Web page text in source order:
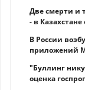
Две смерти и
- в
В России
приложений
"Буллинг
оценка